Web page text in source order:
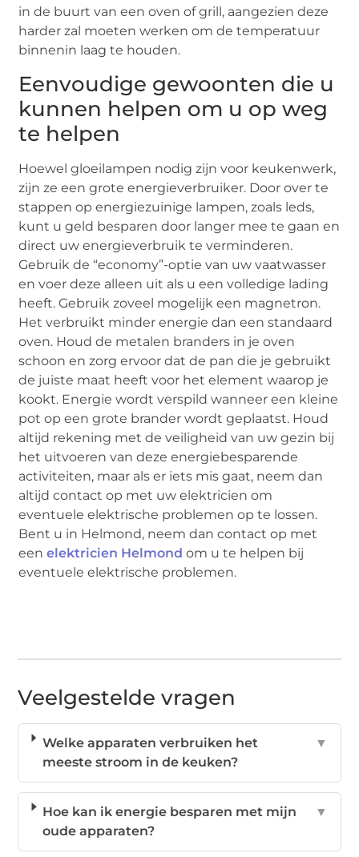
in de buurt van een oven of grill, aangezien deze
harder zal moeten werken om de temperatuur
binnenin laag te houden.
Eenvoudige gewoonten die u
kunnen helpen om u op weg
te helpen
Hoewel gloeilampen nodig zijn voor keukenwerk,
zijn ze een grote energieverbruiker. Door over te
stappen op energiezuinige lampen, zoals leds,
kunt u geld besparen door langer mee te gaan en
direct uw energieverbruik te verminderen.
Gebruik de “economy”-optie van uw vaatwasser
en voer deze alleen uit als u een volledige lading
heeft. Gebruik zoveel mogelijk een magnetron.
Het verbruikt minder energie dan een standaard
oven. Houd de metalen branders in je oven
schoon en zorg ervoor dat de pan die je gebruikt
de juiste maat heeft voor het element waarop je
kookt. Energie wordt verspild wanneer een kleine
pot op een grote brander wordt geplaatst. Houd
altijd rekening met de veiligheid van uw gezin bij
het uitvoeren van deze energiebesparende
activiteiten, maar als er iets mis gaat, neem dan
altijd contact op met uw elektricien om
eventuele elektrische problemen op te lossen.
Bent u in Helmond, neem dan contact op met
eenelektricien Helmond om u te helpen bij
eventuele elektrische problemen.
Veelgestelde vragen
Welke apparaten verbruiken het
meeste stroom in de keuken?
▼
Hoe kan ik energie besparen met mijn
oude apparaten?
▼